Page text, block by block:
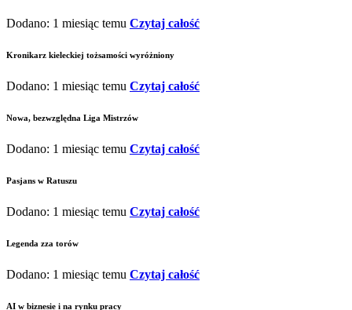
Dodano: 1 miesiąc temu Czytaj całość
Kronikarz kieleckiej tożsamości wyróżniony
Dodano: 1 miesiąc temu Czytaj całość
Nowa, bezwzględna Liga Mistrzów
Dodano: 1 miesiąc temu Czytaj całość
Pasjans w Ratuszu
Dodano: 1 miesiąc temu Czytaj całość
Legenda zza torów
Dodano: 1 miesiąc temu Czytaj całość
AI w biznesie i na rynku pracy